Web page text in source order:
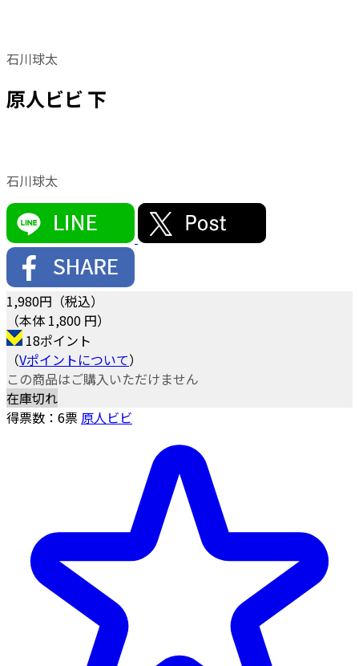
石川球太
原人ビビ 下
石川球太
1,980円（税込）
（本体 1,800 円）
18ポイント
（Vポイントについて）
この商品はご購入いただけません
在庫切れ
得票数： 6票 原人ビビ